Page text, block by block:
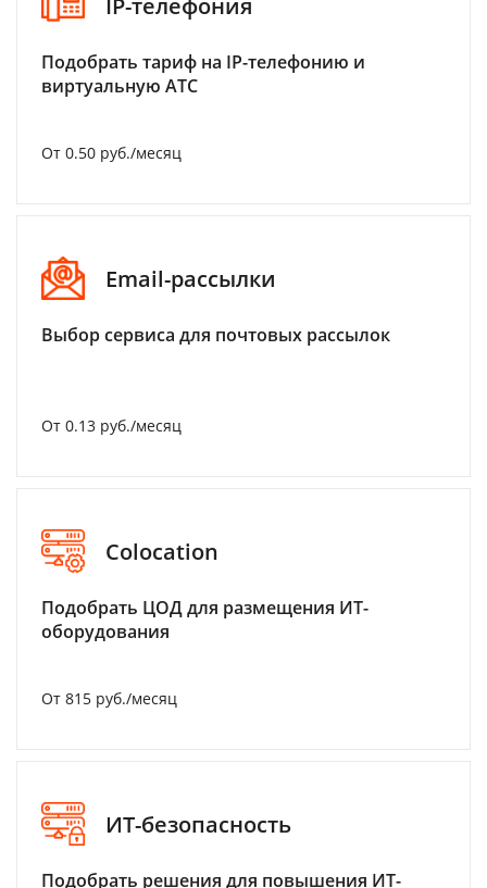
Подобрать тариф на IP-телефонию и
виртуальную АТС
От 0.50 руб./месяц
Email-рассылки
Выбор сервиса для почтовых рассылок
От 0.13 руб./месяц
Colocation
Подобрать ЦОД для размещения ИТ-
оборудования
От 815 руб./месяц
ИТ-безопасность
Подобрать решения для повышения ИТ-